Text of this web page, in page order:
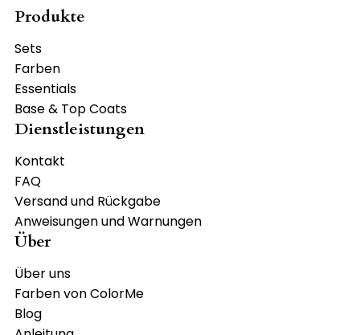
Produkte
Sets
Farben
Essentials
Base & Top Coats
Dienstleistungen
Kontakt
FAQ
Versand und Rückgabe
Anweisungen und Warnungen
Über
Über uns
Farben von ColorMe
Blog